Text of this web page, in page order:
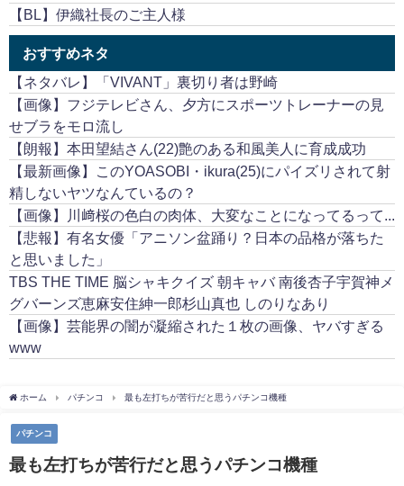
【BL】伊織社長のご主人様
おすすめネタ
【ネタバレ】「VIVANT」裏切り者は野崎
【画像】フジテレビさん、夕方にスポーツトレーナーの見
せブラをモロ流し
【朗報】本田望結さん(22)艶のある和風美人に育成成功
【最新画像】このYOASOBI・ikura(25)にパイズリされて射
精しないヤツなんているの？
【画像】川﨑桜の色白の肉体、大変なことになってるって...
【悲報】有名女優「アニソン盆踊り？日本の品格が落ちた
と思いました」
TBS THE TIME 脳シャキクイズ 朝キャバ 南後杏子宇賀神メ
グバーンズ恵麻安住紳一郎杉山真也 しのりなあり
【画像】芸能界の闇が凝縮された１枚の画像、ヤバすぎる
www
ホーム パチンコ 最も左打ちが苦行だと思うパチンコ機種
パチンコ
最も左打ちが苦行だと思うパチンコ機種